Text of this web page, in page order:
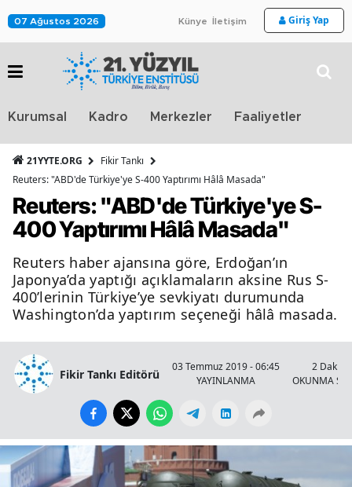
07 Ağustos 2026 Künye İletişim Giriş Yap
Kurumsal Kadro Merkezler Faaliyetler
21YYTE.ORG
Fikir Tankı
Reuters: "ABD'de Türkiye'ye S-400 Yaptırımı Hâlâ Masada"
Reuters: "ABD'de Türkiye'ye S-
400 Yaptırımı Hâlâ Masada"
Reuters haber ajansına göre, Erdoğan’ın
Japonya’da yaptığı açıklamaların aksine Rus S-
400’lerinin Türkiye’ye sevkiyatı durumunda
Washington’da yaptırım seçeneği hâlâ masada.
Fikir Tankı Editörü
03 Temmuz 2019 - 06:45
YAYINLANMA
2 Dakika
OKUNMA